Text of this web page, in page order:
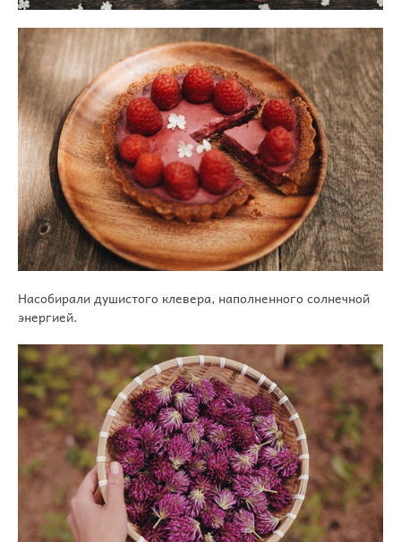
Насобирали душистого клевера, наполненного солнечной
энергией.